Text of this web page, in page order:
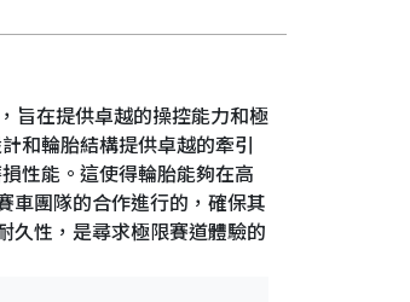
旨在提供卓越的操控能力和極
和輪胎結構提供卓越的牽引
性能。這使得輪胎能夠在高
車團隊的合作進行的，確保其
久性，是尋求極限賽道體驗的